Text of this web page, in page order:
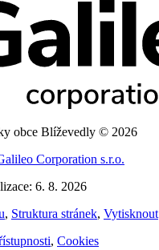
obce Blíževedly © 2026
Corporation s.r.o.
6. 8. 2026
, Struktura stránek, Vytisknout
, Cookies